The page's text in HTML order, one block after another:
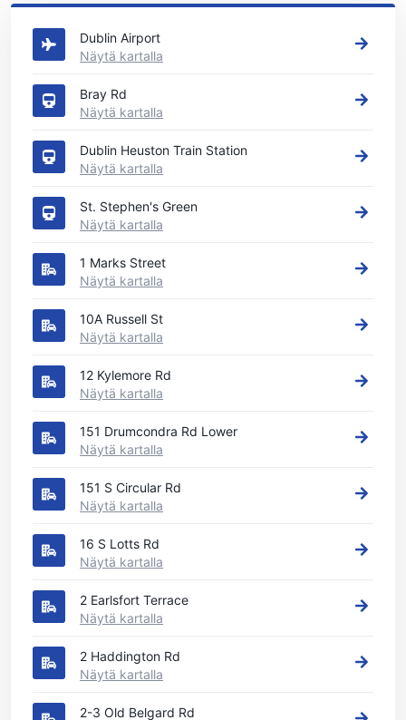
Dublin
Dublin Airport
Näytä kartalla
Bray Rd
Näytä kartalla
Dublin Heuston Train Station
Näytä kartalla
St. Stephen's Green
Näytä kartalla
1 Marks Street
Näytä kartalla
10A Russell St
Näytä kartalla
12 Kylemore Rd
Näytä kartalla
151 Drumcondra Rd Lower
Näytä kartalla
151 S Circular Rd
Näytä kartalla
16 S Lotts Rd
Näytä kartalla
2 Earlsfort Terrace
Näytä kartalla
2 Haddington Rd
Näytä kartalla
2-3 Old Belgard Rd